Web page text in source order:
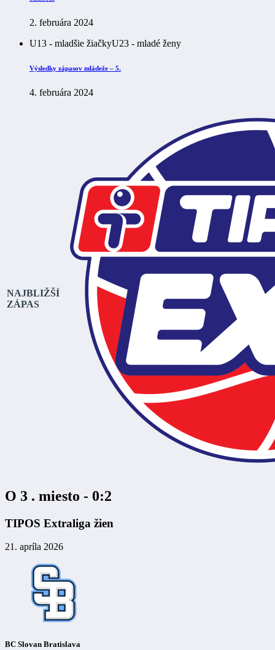
2. februára 2024
U13 - mladšie žiačkyU23 - mladé ženy
Výsledky zápasov mládeže – 5.
4. februára 2024
NAJBLIŽŠÍ
ZÁPAS
O 3 . miesto - 0:2
TIPOS Extraliga žien
21. apríla 2026
BC Slovan Bratislava